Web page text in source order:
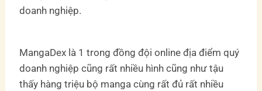
doanh nghiệp.
MangaDex là 1 trong đồng đội online địa điểm quý
doanh nghiệp cũng rất nhiều hình cũng như tậu
thấy hàng triệu bộ manga cùng rất đủ rất nhiều